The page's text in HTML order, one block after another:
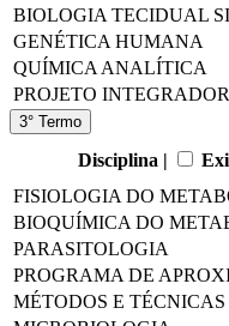
BIOLOGIA TECIDUAL
GENÉTICA HUMANA
QUÍMICA ANALÍTICA
PROJETO INTEGRADOR
3° Termo
Disciplina |
FISIOLOGIA DO
BIOQUÍMICA DO
PARASITOLOGIA
PROGRAMA DE
MÉTODOS E TÉCNICAS